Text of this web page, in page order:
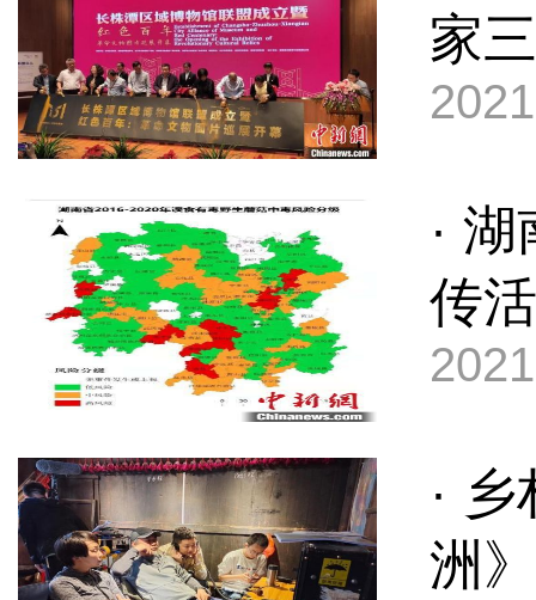
家
·
传
·
洲